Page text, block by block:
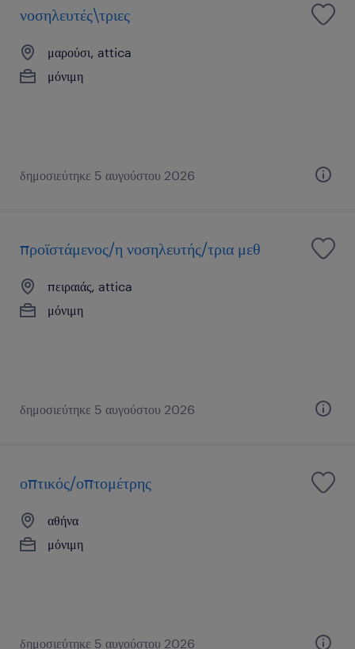
νοσηλευτές\τριες
μαρούσι, attica
μόνιμη
δημοσιεύτηκε 5 αυγούστου 2026
προϊστάμενος/η νοσηλευτής/τρια μεθ
πειραιάς, attica
μόνιμη
δημοσιεύτηκε 5 αυγούστου 2026
οπτικός/οπτομέτρης
αθήνα
μόνιμη
δημοσιεύτηκε 5 αυγούστου 2026